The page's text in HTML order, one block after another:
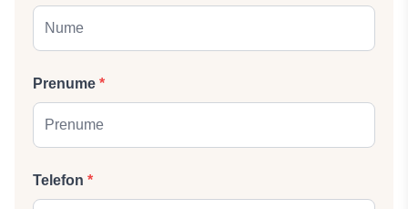
Prenume *
Telefon *